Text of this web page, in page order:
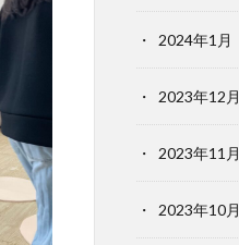
2024年1月
2023年12月
2023年11月
2023年10月